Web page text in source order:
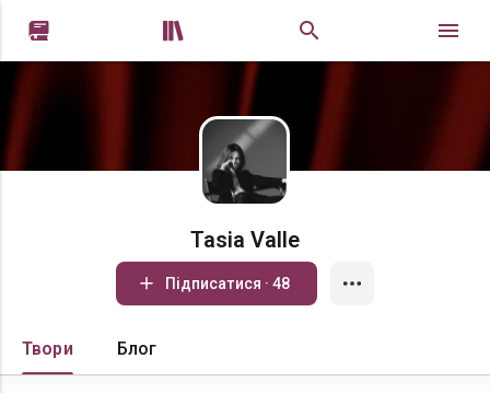
 
Tasia Valle
Підписатися · 48
Твори Блог